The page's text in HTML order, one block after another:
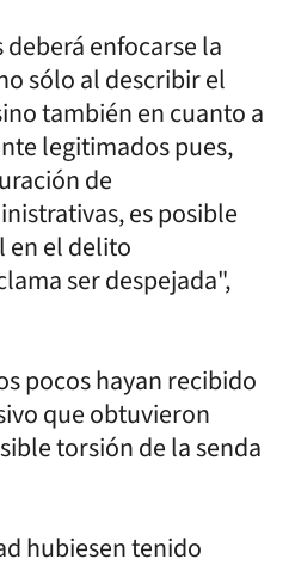
enfocarse la
sólo al describir el
también en cuanto a
legitimados pues,
de
es posible
en el delito
ser despejada",
pocos hayan recibido
que obtuvieron
torsión de la senda
hubiesen tenido